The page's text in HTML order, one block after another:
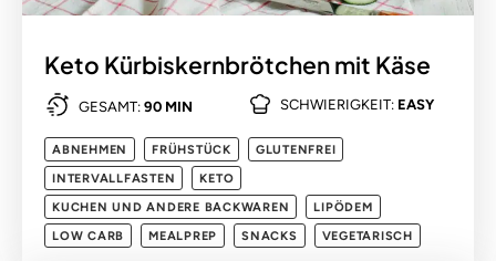
Keto Kürbiskernbrötchen mit Käse
GESAMT: 90 MIN SCHWIERIGKEIT: EASY
ABNEHMEN FRÜHSTÜCK
GLUTENFREI
INTERVALLFASTEN
KETO
KUCHEN UND ANDERE BACKWAREN
LIPÖDEM
LOW CARB
MEALPREP SNACKS VEGETARISCH